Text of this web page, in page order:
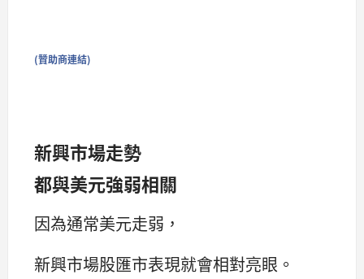
(贊助商連結)
新興市場走勢
都與美元強弱相關
因為通常美元走弱，
新興市場股匯市表現就會相對亮眼。